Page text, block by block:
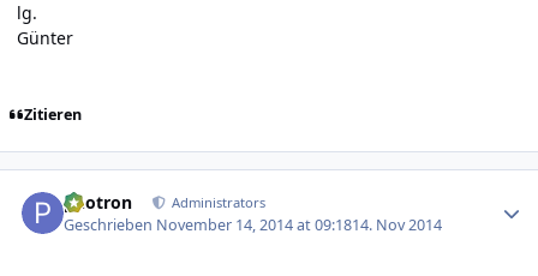
lg.
Günter
Zitieren
photron Administrators
Geschrieben November 14, 2014 at 09:1814. Nov 2014